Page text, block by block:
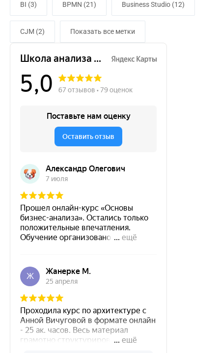
BI (3) BPMN (21) Business Studio (12)
CJM (2) Показать все метки